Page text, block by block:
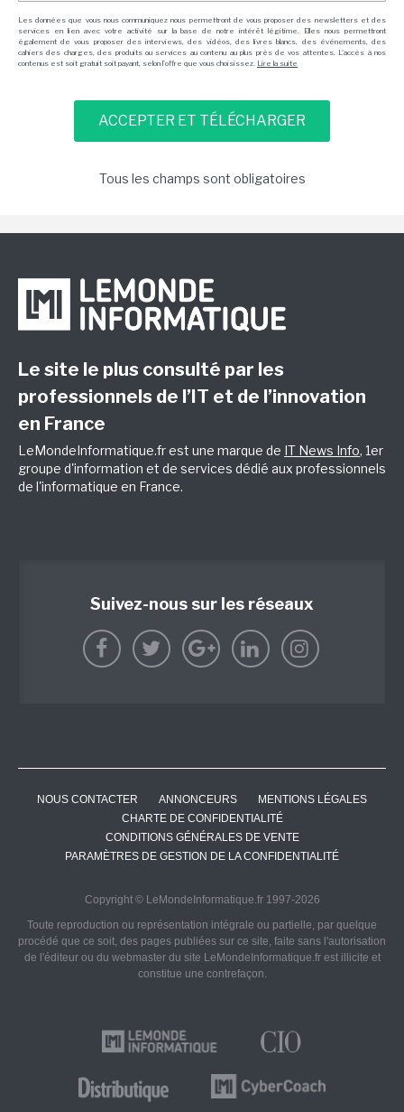
Les données que vous nous communiquez nous permettront de vous proposer des newsletters et des
services en lien avec votre activité sur la base de notre intérêt légitime. Elles nous permettront
également de vous proposer des interviews, des vidéos, des livres blancs, des événements, des
cahiers des charges, des produits ou services au contenu au plus près de vos attentes. L'accès à nos
contenus est soit gratuit soit payant, selon l'offre que vous choisissez. Lire la suite
Tous les champs sont obligatoires
Le site le plus consulté par les
professionnels de l’IT et de l’innovation
en France
LeMondeInformatique.fr est une marque de IT News Info, 1er
groupe d'information et de services dédié aux professionnels
de l'informatique en France.
Suivez-nous sur les réseaux
NOUS CONTACTER ANNONCEURS
MENTIONS LÉGALES
CHARTE DE CONFIDENTIALITÉ
CONDITIONS GÉNÉRALES DE VENTE
PARAMÈTRES DE GESTION DE LA CONFIDENTIALITÉ
Copyright © LeMondeInformatique.fr 1997-2026
Toute reproduction ou représentation intégrale ou partielle, par quelque
procédé que ce soit, des pages publiées sur ce site, faite sans l'autorisation
de l'éditeur ou du webmaster du site LeMondeInformatique.fr est illicite et
constitue une contrefaçon.